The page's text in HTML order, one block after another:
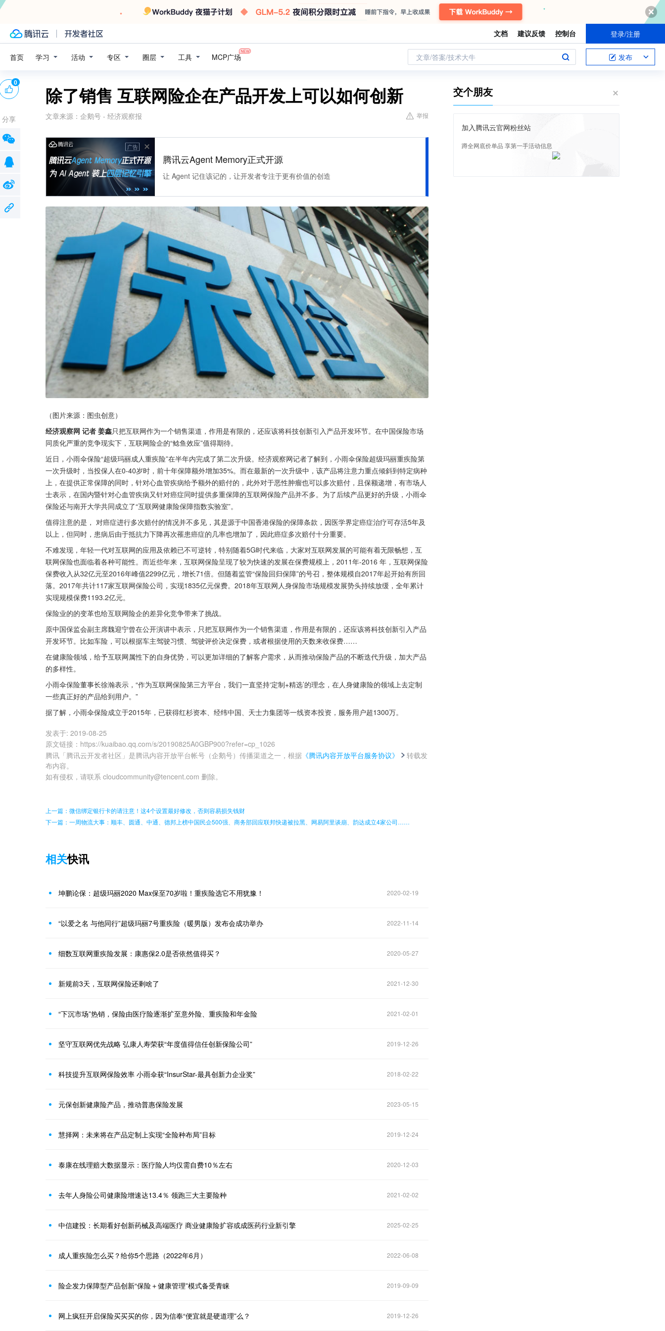
文档 建议反馈 控制台 登录/注册
首页 学习 活动 专区 圈层 工具 MCP广场 文章/答案/技术大牛 发布
除了销售 互联网险企在产品开发上可以如何创新
文章来源： 企鹅号 - 经济观察报 举报
广告
腾讯云Agent Memory正式开源
让 Agent 记住该记的，让开发者专注于更有价值的创造
（图片来源：图虫创意）
经济观察网 记者 姜鑫只把互联网作为一个销售渠道，作用是有限的，还应该将科技创新引入产品开发环节。在中国保险市场
同质化严重的竞争现实下，互联网险企的“鲶鱼效应”值得期待。
近日，小雨伞保险“超级玛丽成人重疾险”在半年内完成了第二次升级。经济观察网记者了解到，小雨伞保险超级玛丽重疾险第
一次升级时，当投保人在0-40岁时，前十年保障额外增加35%。而在最新的一次升级中，该产品将注意力重点倾斜到特定病种
上，在提供正常保障的同时，针对心血管疾病给予额外的赔付的，此外对于恶性肿瘤也可以多次赔付，且保额递增，有市场人
士表示，在国内暨针对心血管疾病又针对癌症同时提供多重保障的互联网保险产品并不多。为了后续产品更好的升级，小雨伞
保险还与南开大学共同成立了“互联网健康险保障指数实验室”。
值得注意的是， 对癌症进行多次赔付的情况并不多见，其是源于中国香港保险的保障条款，因医学界定癌症治疗可存活5年及
以上，但同时，患病后由于抵抗力下降再次罹患癌症的几率也增加了，因此癌症多次赔付十分重要。
不难发现，年轻一代对互联网的应用及依赖已不可逆转，特别随着5G时代来临，大家对互联网发展的可能有着无限畅想，互
联网保险也面临着各种可能性。而近些年来，互联网保险呈现了较为快速的发展在保费规模上，2011年-2016 年，互联网保险
保费收入从32亿元至2016年峰值2299亿元，增长71倍。但随着监管“保险回归保障”的号召，整体规模自2017年起开始有所回
落。2017年共计117家互联网保险公司，实现1835亿元保费。2018年互联网人身保险市场规模发展势头持续放缓，全年累计
实现规模保费1193.2亿元。
保险业的的变革也给互联网险企的差异化竞争带来了挑战。
原中国保监会副主席魏迎宁曾在公开演讲中表示，只把互联网作为一个销售渠道，作用是有限的，还应该将科技创新引入产品
开发环节。比如车险，可以根据车主驾驶习惯、驾驶评价决定保费，或者根据使用的天数来收保费……
在健康险领域，给予互联网属性下的自身优势，可以更加详细的了解客户需求，从而推动保险产品的不断迭代升级，加大产品
的多样性。
小雨伞保险董事长徐瀚表示，“作为互联网保险第三方平台，我们一直坚持‘定制+精选’的理念，在人身健康险的领域上去定制
一些真正好的产品给到用户。”
据了解，小雨伞保险成立于2015年，已获得红杉资本、经纬中国、天士力集团等一线资本投资，服务用户超1300万。
发表于: 2019-08-25
原文链接 ： https://kuaibao.qq.com/s/20190825A0GBP900?refer=cp_1026
腾讯「腾讯云开发者社区」是腾讯内容开放平台帐号（企鹅号）传播渠道之一，根据 《腾讯内容开放平台服务协议》
转载发
布内容。
如有侵权，请联系 cloudcommunity@tencent.com 删除。
0
分享
上一篇：微信绑定银行卡的请注意！这4个设置最好修改，否则容易损失钱财
下一篇：一周物流大事：顺丰、圆通、中通、德邦上榜中国民企500强、商务部回应联邦快递被拉黑、网易阿里谈崩、韵达成立4家公司……
相关快讯
坤鹏论保：超级玛丽2020 Max保至70岁啦！重疾险选它不用犹豫！ 2020-02-19
“以爱之名 与他同行”超级玛丽7号重疾险（暖男版）发布会成功举办 2022-11-14
细数互联网重疾险发展：康惠保2.0是否依然值得买？ 2020-05-27
新规前3天，互联网保险还剩啥了 2021-12-30
“下沉市场”热销，保险由医疗险逐渐扩至意外险、重疾险和年金险 2021-02-01
坚守互联网优先战略 弘康人寿荣获“年度值得信任创新保险公司” 2019-12-26
科技提升互联网保险效率 小雨伞获“InsurStar-最具创新力企业奖” 2018-02-22
元保创新健康险产品，推动普惠保险发展 2023-05-15
慧择网：未来将在产品定制上实现“全险种布局”目标 2019-12-24
泰康在线理赔大数据显示：医疗险人均仅需自费10％左右 2020-12-03
去年人身险公司健康险增速达13.4％ 领跑三大主要险种 2021-02-02
中信建投：长期看好创新药械及高端医疗 商业健康险扩容或成医药行业新引擎 2025-02-25
成人重疾险怎么买？给你5个思路（2022年6月） 2022-06-08
险企发力保障型产品创新“保险＋健康管理”模式备受青睐 2019-09-09
网上疯狂开启保险买买买的你，因为信奉“便宜就是硬道理”么？ 2019-12-26
交个朋友
加入腾讯云官网粉丝站
蹲全网底价单品 享第一手活动信息